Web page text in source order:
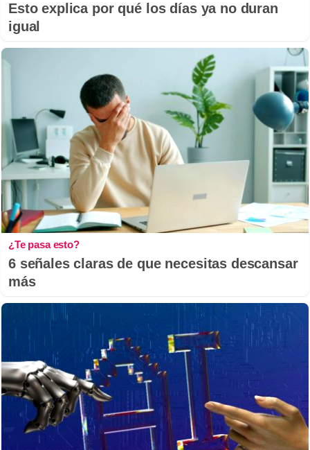
Esto explica por qué los días ya no duran
igual
¿Te pasa esto?
6 señales claras de que necesitas descansar
más